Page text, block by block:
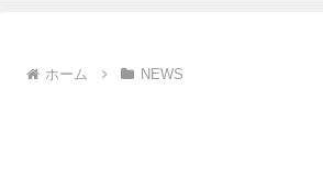
ホーム NEWS